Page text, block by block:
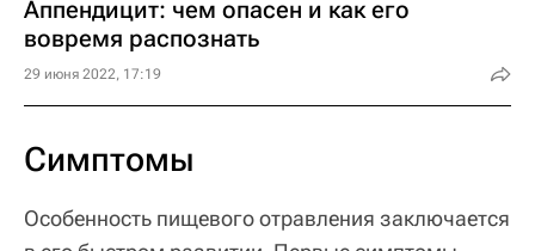
Аппендицит: чем опасен и как его
вовремя распознать
29 июня 2022, 17:19
Симптомы
Особенность пищевого отравления заключается